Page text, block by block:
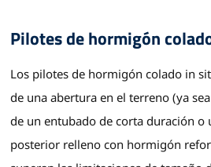
Pilotes de hormigón
Los pilotes de hormigón colado in
de una abertura en el terreno (ya
de un entubado de corta duración o
posterior relleno con hormigón